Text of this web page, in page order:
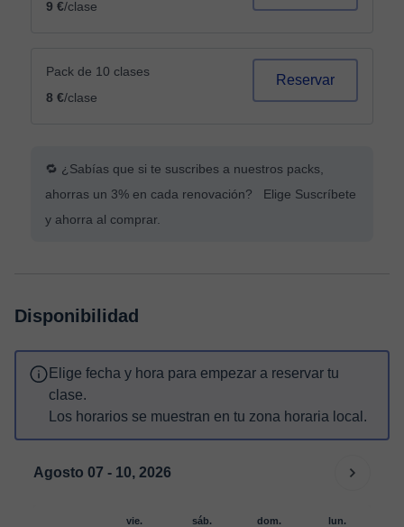
9 €/clase
Pack de 10 clases
8 €/clase
Reservar
🔁 ¿Sabías que si te suscribes a nuestros packs,
ahorras un 3% en cada renovación? Elige Suscríbete
y ahorra al comprar.
Disponibilidad
Elige fecha y hora para empezar a reservar tu
clase.
Los horarios se muestran en tu zona horaria local.
Agosto 07 - 10, 2026
vie.
sáb.
dom.
lun.